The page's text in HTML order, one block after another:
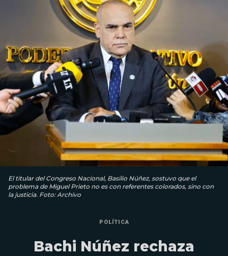
El titular del Congreso Nacional, Basilio Núñez, sostuvo que el
problema de Miguel Prieto no es con referentes colorados, sino con
la justicia. Foto: Archivo
POLÍTICA
Bachi Núñez rechaza